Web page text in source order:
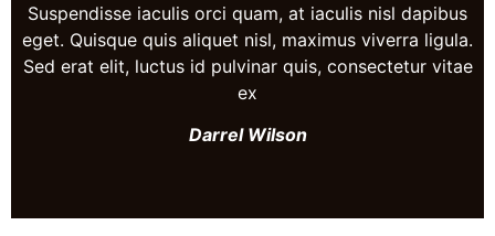
Suspendisse iaculis orci quam, at iaculis nisl dapibus
eget. Quisque quis aliquet nisl, maximus viverra ligula.
Sed erat elit, luctus id pulvinar quis, consectetur vitae
ex
Darrel Wilson